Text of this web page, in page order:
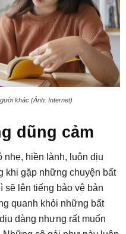
khác (Ảnh: Internet)
dũng cảm
nhẹ, hiền lành, luôn dịu
khi gặp những chuyện bất
sẽ lên tiếng bảo vệ bản
quanh khỏi những bất
dàng nhưng rất muốn